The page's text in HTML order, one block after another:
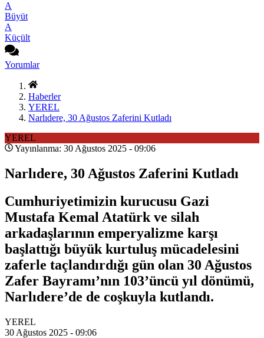
A
Büyüt
A
Küçült
Yorumlar
Haberler
YEREL
Narlıdere, 30 Ağustos Zaferini Kutladı
YEREL
Yayınlanma: 30 Ağustos 2025 - 09:06
Narlıdere, 30 Ağustos Zaferini Kutladı
Cumhuriyetimizin kurucusu Gazi
Mustafa Kemal Atatürk ve silah
arkadaşlarının emperyalizme karşı
başlattığı büyük kurtuluş mücadelesini
zaferle taçlandırdığı gün olan 30 Ağustos
Zafer Bayramı’nın 103’üncü yıl dönümü,
Narlıdere’de de coşkuyla kutlandı.
YEREL
30 Ağustos 2025 - 09:06